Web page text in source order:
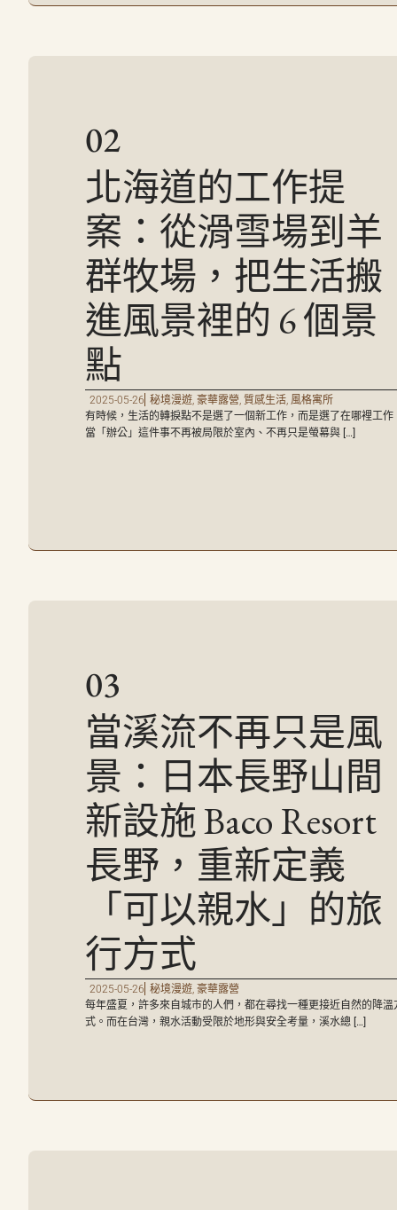
02
北海道的工作提
案：從滑雪場到羊
群牧場，把生活搬
進風景裡的 6 個景
點
2025-05-26 秘境漫遊 豪華露營 質感生活 風格寓所
有時候，生活的轉捩點不是選了一個新工作，而是選了在哪裡工作
當「辦公」這件事不再被局限於室內、不再只是螢幕與 […]
03
當溪流不再只是風
景：日本長野山間
新設施 Baco Resort
長野，重新定義
「可以親水」的旅
行方式
2025-05-26 秘境漫遊 豪華露營
每年盛夏，許多來自城市的人們，都在尋找一種更接近自然的降溫
式。而在台灣，親水活動受限於地形與安全考量，溪水總 […]